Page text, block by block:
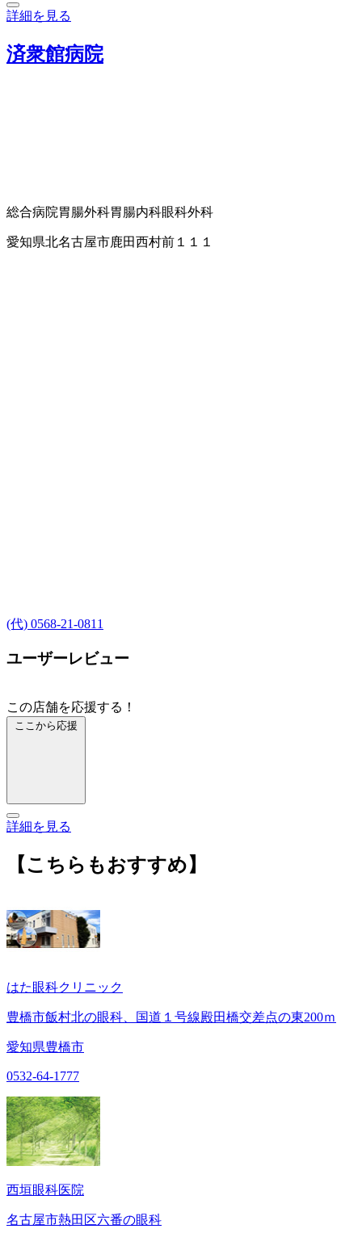
詳細を見る
済衆館病院
総合病院胃腸外科胃腸内科眼科外科
愛知県北名古屋市鹿田西村前１１１
(代) 0568-21-0811
ユーザーレビュー
この店舗を応援する！
ここから応援
詳細を見る
【こちらもおすすめ】
はた眼科クリニック
豊橋市飯村北の眼科、国道１号線殿田橋交差点の東200ｍ
愛知県豊橋市
0532-64-1777
西垣眼科医院
名古屋市熱田区六番の眼科